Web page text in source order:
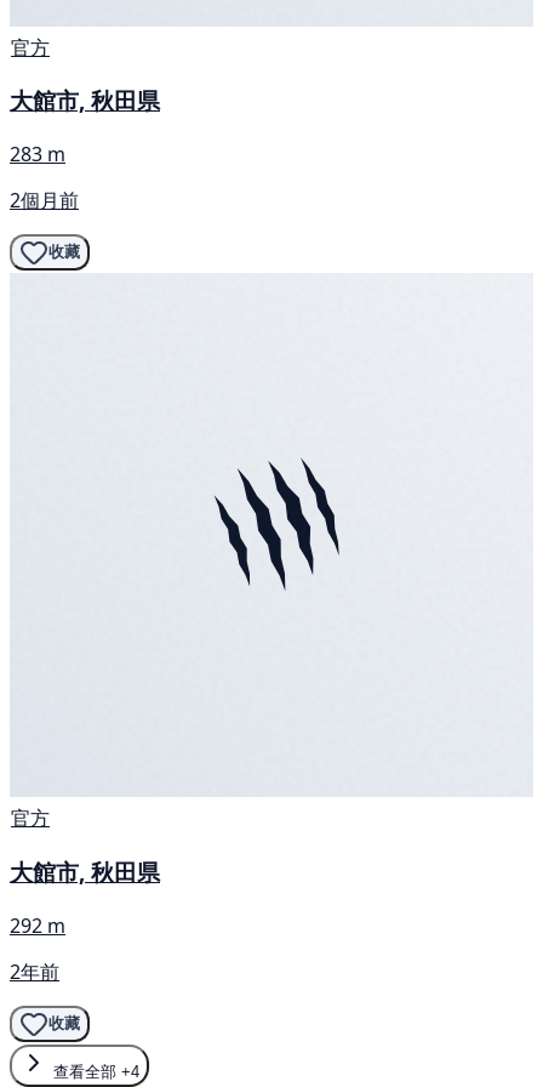
官方
大館市, 秋田県
283 m
2個月前
收藏
官方
大館市, 秋田県
292 m
2年前
收藏
查看全部 +4